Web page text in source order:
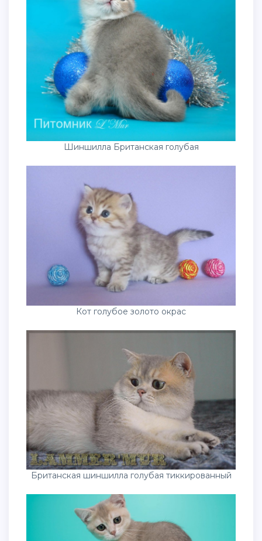
Шиншилла Британская голубая
Кот голубое золото окрас
Британская шиншилла голубая тиккированный